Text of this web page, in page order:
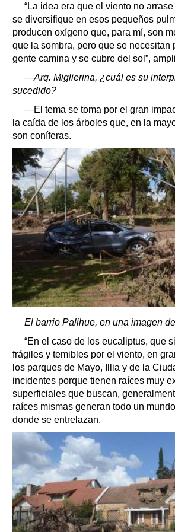
“La idea era que el viento no
se diversifique en esos pequeños
producen oxígeno que, para mí, son
que la sombra, pero que se necesitan
gente camina y se cubre del sol”,
—Arq. Miglierina, ¿cuál es su
sucedido?
—El tema se toma por el gran
la caída de los árboles que, en la
son coníferas.
El barrio Palihue, en una imagen
“En el caso de los eucaliptus, que
frágiles y temibles por el viento, en
los parques de Mayo, Illia y de la
incidentes porque tienen raíces muy
superficiales que buscan,
raíces mismas generan todo un
donde se entrelazan.